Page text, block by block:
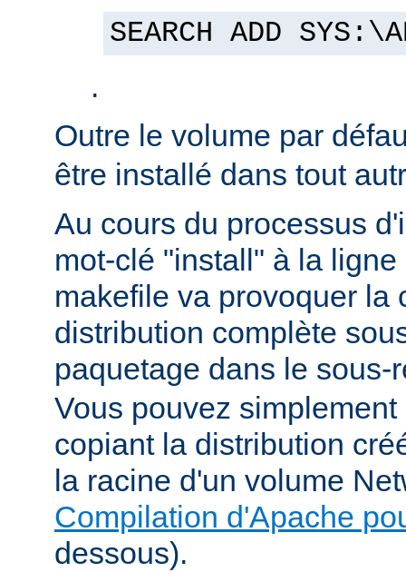
SEARCH ADD
.
Outre le volume par
être installé dans tout
Au cours du processus
mot-clé "install" à la
makefile va provoquer la
distribution complète
paquetage dans le
Vous pouvez
copiant la distribution
la racine d'un volume
Compilation d'Apache
dessous).